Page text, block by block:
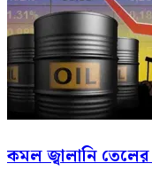
কমল জ্বালানি